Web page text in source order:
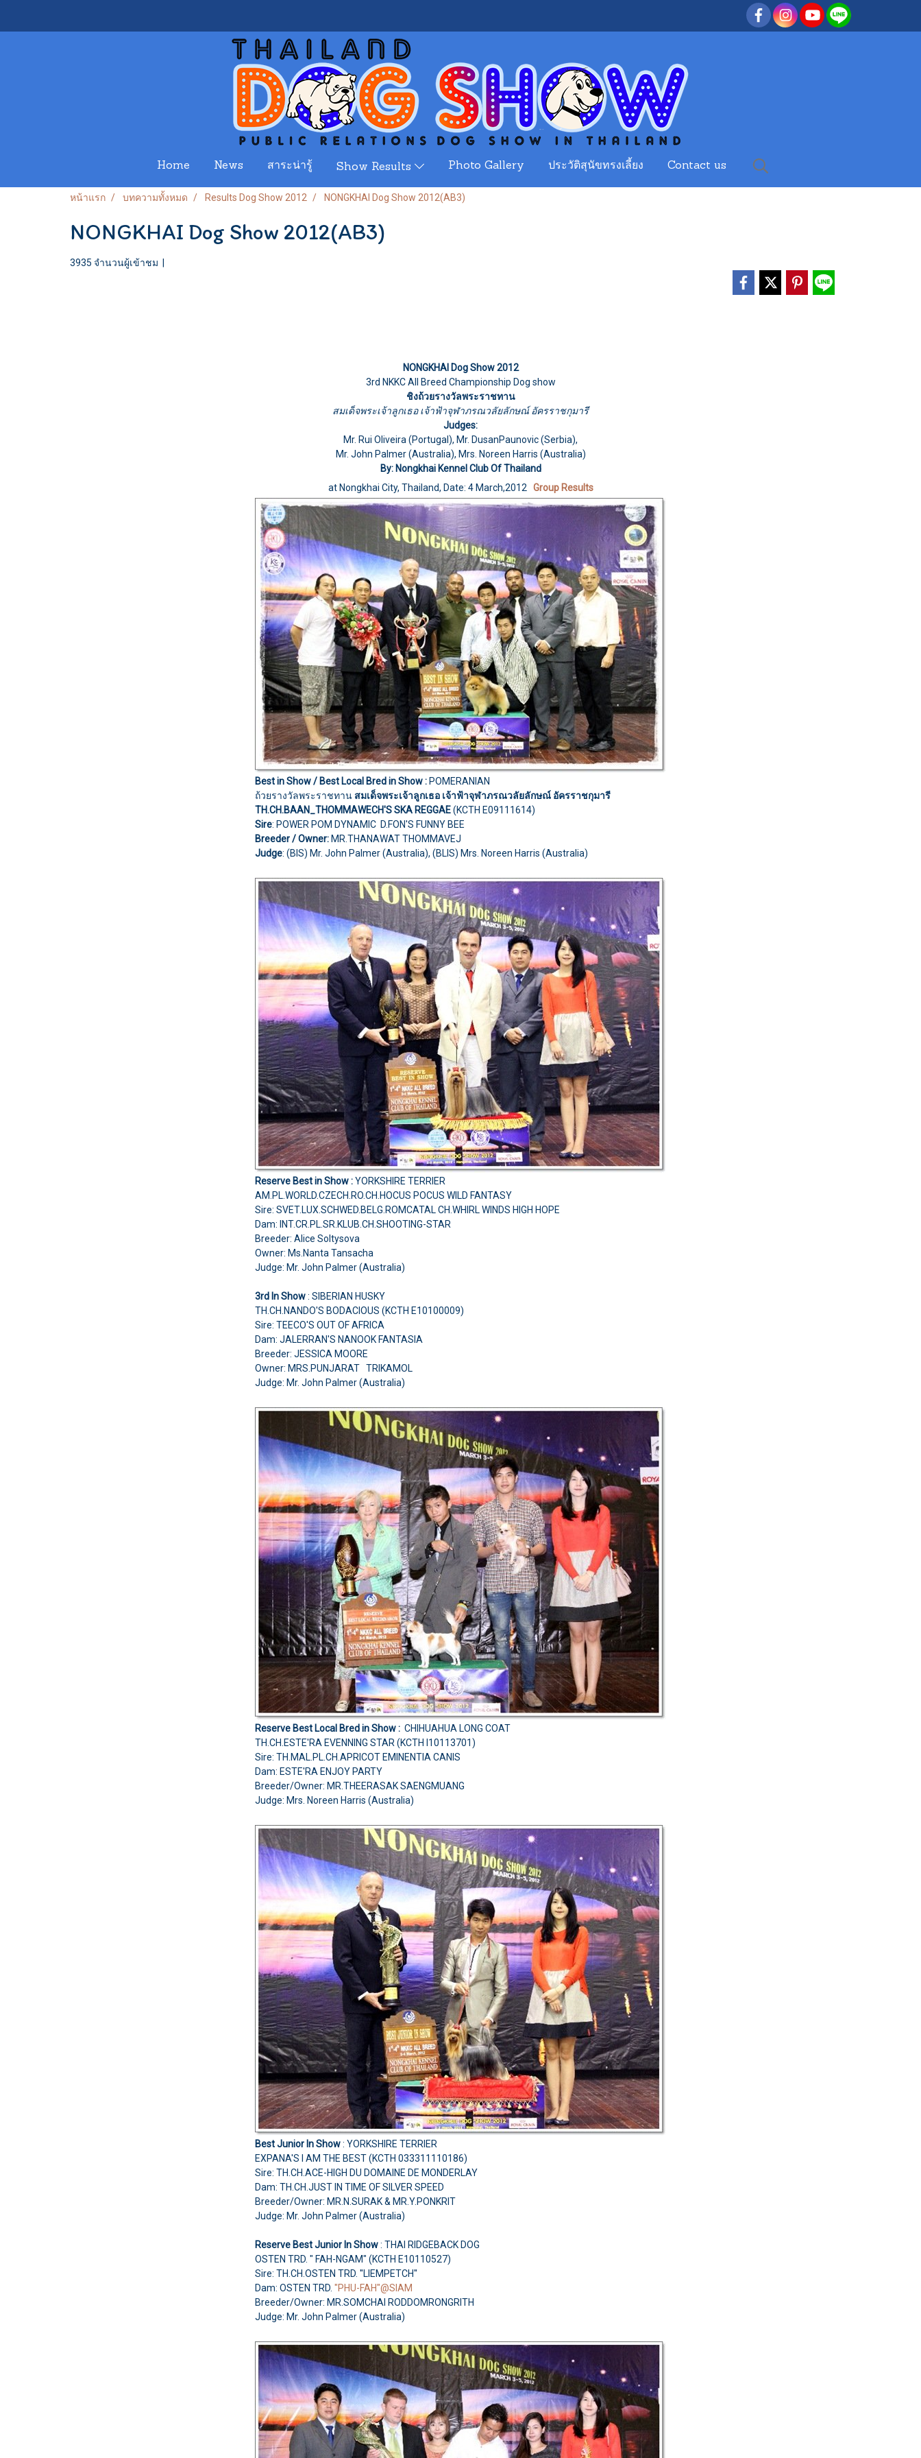
Home News สาระน่ารู้ Show Results Photo Gallery ประวัติสุนัขทรงเลี้ยง Contact us
หน้าแรก บทความทั้งหมด Results Dog Show 2012 NONGKHAI Dog Show 2012(AB3)
NONGKHAI Dog Show 2012(AB3)
3935 จำนวนผู้เข้าชม |
NONGKHAI Dog Show 2012
3rd NKKC All Breed Championship Dog show
ชิงถ้วยรางวัลพระราชทาน
สมเด็จพระเจ้าลูกเธอ เจ้าฟ้าจุฬาภรณวลัยลักษณ์ อัครราชกุมารี
Judges:
Mr. Rui Oliveira (Portugal), Mr. DusanPaunovic (Serbia),
Mr. John Palmer (Australia), Mrs. Noreen Harris (Australia)
By: Nongkhai Kennel Club Of Thailand
at Nongkhai City, Thailand, Date: 4 March,2012 Group Results
Best in Show / Best Local Bred in Show: POMERANIAN
ถ้วยรางวัลพระราชทาน สมเด็จพระเจ้าลูกเธอ เจ้าฟ้าจุฬาภรณวลัยลักษณ์ อัครราชกุมารี
TH.CH.BAAN_THOMMAWECH'S SKA REGGAE(KCTH E09111614)
Sire: POWER POM DYNAMIC D.FON'S FUNNY BEE
Breeder / Owner: MR.THANAWAT THOMMAVEJ
Judge: (BIS) Mr. John Palmer (Australia), (BLIS) Mrs. Noreen Harris (Australia)
Reserve Best in Show :YORKSHIRE TERRIER
AM.PL.WORLD.CZECH.RO.CH.HOCUS POCUS WILD FANTASY
Sire: SVET.LUX.SCHWED.BELG.ROMCATAL CH.WHIRL WINDS HIGH HOPE
Dam: INT.CR.PL.SR.KLUB.CH.SHOOTING-STAR
Breeder: Alice Soltysova
Owner: Ms.Nanta Tansacha
Judge: Mr. John Palmer (Australia)
3rd In Show: SIBERIAN HUSKY
TH.CH.NANDO'S BODACIOUS (KCTH E10100009)
Sire: TEECO'S OUT OF AFRICA
Dam: JALERRAN'S NANOOK FANTASIA
Breeder: JESSICA MOORE
Owner: MRS.PUNJARAT TRIKAMOL
Judge: Mr. John Palmer (Australia)
Reserve Best Local Bred in Show : CHIHUAHUA LONG COAT
TH.CH.ESTE'RA EVENNING STAR (KCTH I10113701)
Sire: TH.MAL.PL.CH.APRICOT EMINENTIA CANIS
Dam: ESTE'RA ENJOY PARTY
Breeder/Owner: MR.THEERASAK SAENGMUANG
Judge: Mrs. Noreen Harris (Australia)
Best Junior In Show: YORKSHIRE TERRIER
EXPANA'S I AM THE BEST (KCTH 033311110186)
Sire: TH.CH.ACE-HIGH DU DOMAINE DE MONDERLAY
Dam: TH.CH.JUST IN TIME OF SILVER SPEED
Breeder/Owner: MR.N.SURAK & MR.Y.PONKRIT
Judge: Mr. John Palmer (Australia)
Reserve Best Junior In Show: THAI RIDGEBACK DOG
OSTEN TRD. " FAH-NGAM" (KCTH E10110527)
Sire: TH.CH.OSTEN TRD. ''LIEMPETCH''
Dam: OSTEN TRD. "PHU-FAH"@SIAM
Breeder/Owner: MR.SOMCHAI RODDOMRONGRITH
Judge: Mr. John Palmer (Australia)